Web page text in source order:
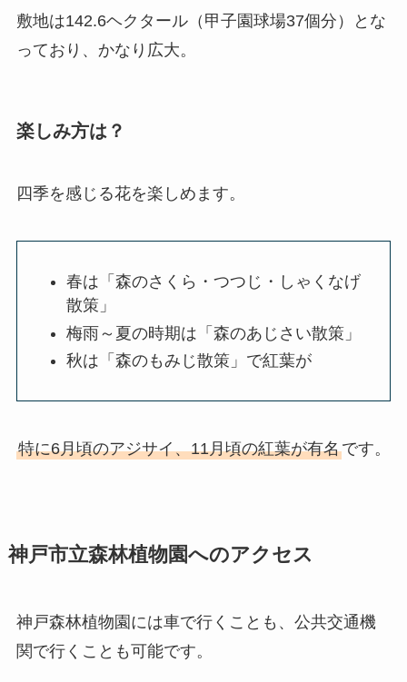
敷地は142.6ヘクタール（甲子園球場37個分）とな
っており、かなり広大。
楽しみ方は？
四季を感じる花を楽しめます。
春は「森のさくら・つつじ・しゃくなげ
散策」
梅雨～夏の時期は「森のあじさい散策」
秋は「森のもみじ散策」で紅葉が
特に6月頃のアジサイ、11月頃の紅葉が有名です。
神戸市立森林植物園へのアクセス
神戸森林植物園には車で行くことも、公共交通機
関で行くことも可能です。